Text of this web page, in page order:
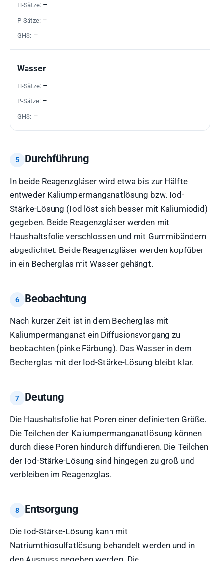
–
–
–
Wasser
–
–
–
Durchführung
In beide Reagenzgläser wird etwa bis zur Hälfte
entweder Kaliumpermanganatlösung bzw. Iod-
Stärke-Lösung (Iod löst sich besser mit Kaliumiodid)
gegeben. Beide Reagenzgläser werden mit
Haushaltsfolie verschlossen und mit Gummibändern
abgedichtet. Beide Reagenzgläser werden kopfüber
in ein Becherglas mit Wasser gehängt.
Beobachtung
Nach kurzer Zeit ist in dem Becherglas mit
Kaliumpermanganat ein Diffusionsvorgang zu
beobachten (pinke Färbung). Das Wasser in dem
Becherglas mit der Iod-Stärke-Lösung bleibt klar.
Deutung
Die Haushaltsfolie hat Poren einer definierten Größe.
Die Teilchen der Kaliumpermanganatlösung können
durch diese Poren hindurch diffundieren. Die Teilchen
der Iod-Stärke-Lösung sind hingegen zu groß und
verbleiben im Reagenzglas.
Entsorgung
Die Iod-Stärke-Lösung kann mit
Natriumthiosulfatlösung behandelt werden und in
den Ausguss gegeben werden. Die